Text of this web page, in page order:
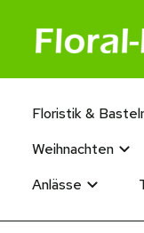
Floristik &
Weihnachten
Anlässe